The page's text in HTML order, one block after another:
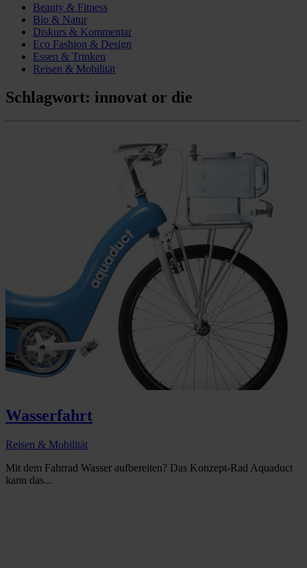
Beauty & Fitness
Bio & Natur
Diskurs & Kommentar
Eco Fashion & Design
Essen & Trinken
Reisen & Mobilität
Schlagwort: innovat or die
Wasserfahrt
Reisen & Mobilität
Mit dem Fahrrad Wasser aufbereiten? Das Konzept-Rad Aquaduct
kann das...